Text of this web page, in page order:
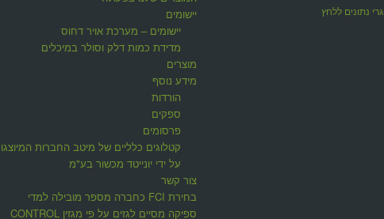
יישומים
יישומים – מערכת אויר דחוס
מדידת כמות דלק וסולר במיכלים
מוצרים
מידע נוסף
הורדות
ספקים
פרסומים
קטלוגים כלליים של מיטב החברות המיוצגות
על ידי יונייטד מכשור בע"מ
צור קשר
בחירת FCI כחברה מספר מובילה למדי
ספיקה מסיים לגזים על פי מגזין CONTROL
נתונים ללחץ